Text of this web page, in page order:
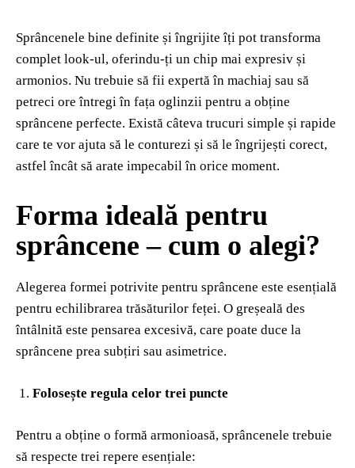
Sprâncenele bine definite și îngrijite îți pot transforma
complet look-ul, oferindu-ți un chip mai expresiv și
armonios. Nu trebuie să fii expertă în machiaj sau să
petreci ore întregi în fața oglinzii pentru a obține
sprâncene perfecte. Există câteva trucuri simple și rapide
care te vor ajuta să le conturezi și să le îngrijești corect,
astfel încât să arate impecabil în orice moment.
Forma ideală pentru
sprâncene – cum o alegi?
Alegerea formei potrivite pentru sprâncene este esențială
pentru echilibrarea trăsăturilor feței. O greșeală des
întâlnită este pensarea excesivă, care poate duce la
sprâncene prea subțiri sau asimetrice.
Folosește regula celor trei puncte
Pentru a obține o formă armonioasă, sprâncenele trebuie
să respecte trei repere esențiale: